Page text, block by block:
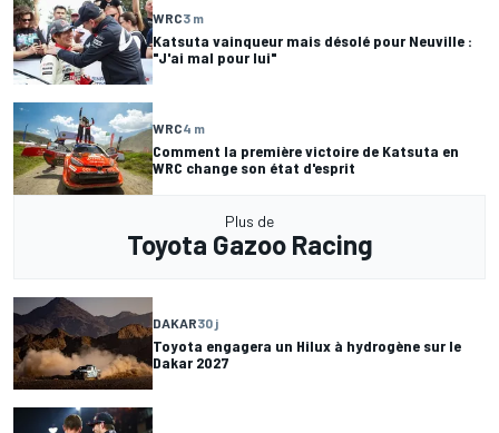
WRC3 m
Katsuta vainqueur mais désolé pour Neuville :
"J'ai mal pour lui"
WRC4 m
Comment la première victoire de Katsuta en
WRC change son état d'esprit
Plus de
Toyota Gazoo Racing
DAKAR30 j
Toyota engagera un Hilux à hydrogène sur le
Dakar 2027